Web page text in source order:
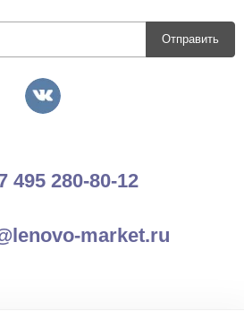
Отправить
495 280-80-12
market.ru